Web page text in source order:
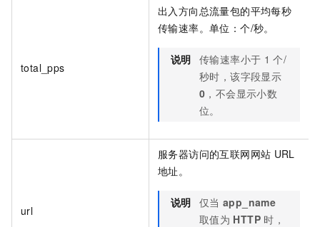
total_pps
出入方向总流量包的平均每秒
传输速率。单位：个/秒。
说明 传输速率小于 1 个/
秒时，该字段显示
0 ，不会显示小数
位。
url
服务器访问的互联网网站 URL
地址。
说明 仅当 app_name
取值为 HTTP 时，